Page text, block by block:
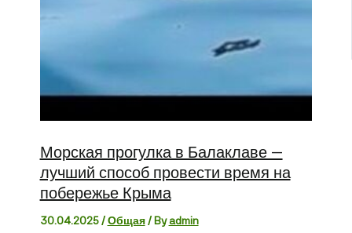
Морская прогулка в Балаклаве —
лучший способ провести время на
побережье Крыма
30.04.2025/Общая/ Byadmin